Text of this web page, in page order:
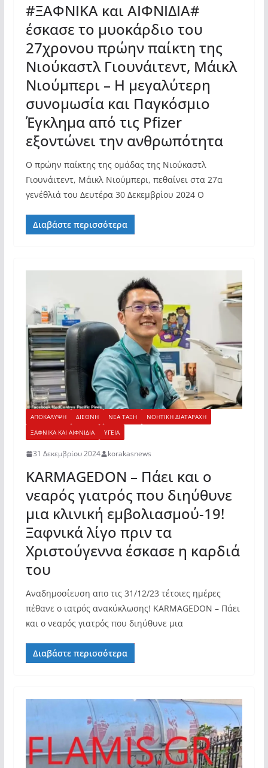
#ΞΑΦΝΙΚΑ και ΑΙΦΝΙΔΙΑ#
έσκασε το μυοκάρδιο του
27χρονου πρώην παίκτη της
Νιούκαστλ Γιουνάιτεντ, Μάικλ
Νιούμπερι – Η μεγαλύτερη
συνομωσία και Παγκόσμιο
Έγκλημα από τις Pfizer
εξοντώνει την ανθρωπότητα
Ο πρώην παίκτης της ομάδας της Νιούκαστλ
Γιουνάιτεντ, Μάικλ Νιούμπερι, πεθαίνει στα 27α
γενέθλιά του Δευτέρα 30 Δεκεμβρίου 2024 Ο
Διαβάστε περισσότερα
ΑΠΟΚΑΛΥΨΗ ΔΙΕΘΝΗ ΝΕΑ ΤΑΞΗ
ΝΟΗΤΙΚΗ ΔΙΑΤΑΡΑΧΗ
ΞΑΦΝΙΚΑ ΚΑΙ ΑΙΦΝΙΔΙΑ
ΥΓΕΙΑ
31 Δεκεμβρίου 2024 korakasnews
KARMAGEDON – Πάει και ο
νεαρός γιατρός που διηύθυνε
μια κλινική εμβολιασμού-19!
Ξαφνικά λίγο πριν τα
Χριστούγεννα έσκασε η καρδιά
του
Αναδημοσίευση απο τις 31/12/23 τέτοιες ημέρες
πέθανε ο ιατρός ανακύκλωσης! KARMAGEDON – Πάει
και ο νεαρός γιατρός που διηύθυνε μια
Διαβάστε περισσότερα